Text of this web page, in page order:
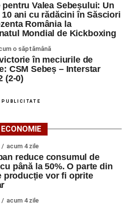
pentru Valea Sebeșului: Un
ani cu rădăcini în Săsciori
România la
Mondial de Kickboxing
o săptămână
în meciurile de
CSM Sebeș – Interstar
(2-0)
PUBLICITATE
ECONOMIE
acum 4 zile
reduce consumul de
până la 50%. O parte din
producție vor fi oprite
acum 4 zile